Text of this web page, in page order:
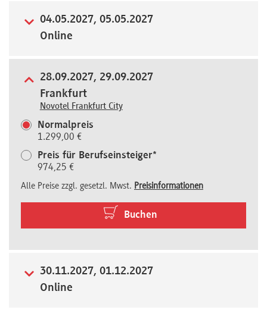
04.05.2027, 05.05.2027
Online
28.09.2027, 29.09.2027
Frankfurt
Novotel Frankfurt City
Normalpreis
1.299,00 €
Preis für Berufseinsteiger*
974,25 €
Alle Preise zzgl. gesetzl. Mwst. Preisinformationen
Buchen
30.11.2027, 01.12.2027
Online